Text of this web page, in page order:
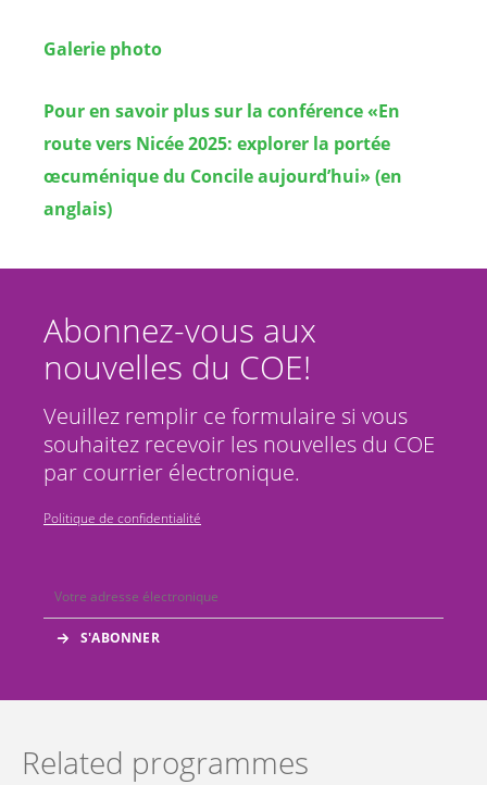
Galerie photo
Pour en savoir plus sur la conférence «En
route vers Nicée 2025: explorer la portée
œcuménique du Concile aujourd’hui» (en
anglais)
Abonnez-vous aux
nouvelles du COE!
Veuillez remplir ce formulaire si vous
souhaitez recevoir les nouvelles du COE
par courrier électronique.
Politique de confidentialité
Related programmes